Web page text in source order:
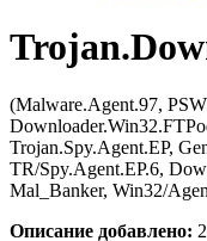
(Malware.Agent.97,
Trojan.Spy.Agent.EP,
TR/Spy.Agent.EP.6,
Mal_Banker, Win32/
Описание добавлено: